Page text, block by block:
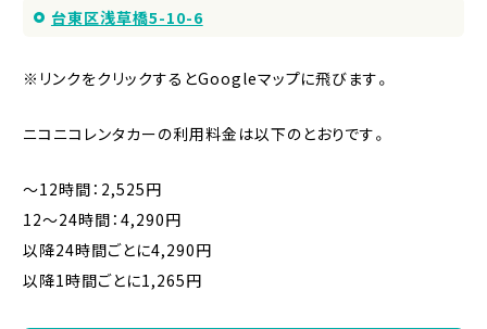
台東区浅草橋5-10-6
※リンクをクリックするとGoogleマップに飛びます。
ニコニコレンタカーの利用料金は以下のとおりです。
〜12時間：2,525円
12〜24時間：4,290円
以降24時間ごとに4,290円
以降1時間ごとに1,265円